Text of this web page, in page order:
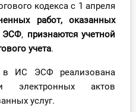
кодекса с 1 апреля
работ, оказанных
ЭСФ, признаются учетной
учета.
ИС ЭСФ реализована
электронных актов
услуг.